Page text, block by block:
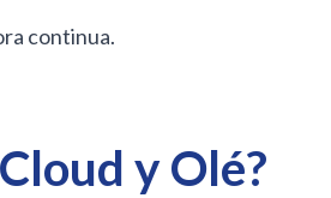
continua.
y Olé?